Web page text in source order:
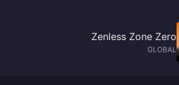
Zenless Zone Zero
GLOBAL